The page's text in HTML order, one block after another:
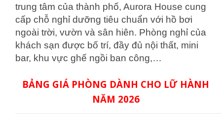
trung tâm của thành phố, Aurora House cung
cấp chỗ nghỉ dưỡng tiêu chuẩn với hồ bơi
ngoài trời, vườn và sân hiên. Phòng nghỉ của
khách sạn được bố trí, đầy đủ nội thất, mini
bar, khu vực ghế ngồi ban công,…
BẢNG GIÁ PHÒNG DÀNH CHO LỮ HÀNH
NĂM 2026